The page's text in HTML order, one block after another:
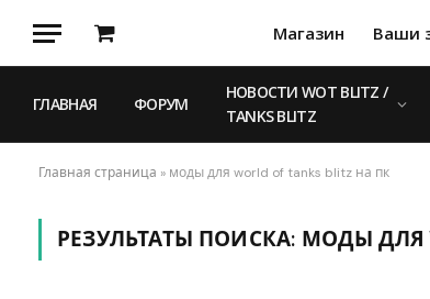
Корзина
Магазин Ваши
ГЛАВНАЯ ФОРУМ
НОВОСТИ WOT BLITZ /
TANKS BLITZ
Главная страница » моды для world of tanks blitz на пк
РЕЗУЛЬТАТЫ ПОИСКА: МОДЫ ДЛЯ